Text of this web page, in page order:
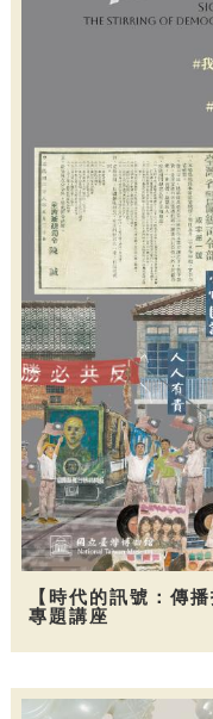
【時代的訊號：傳
專題講座